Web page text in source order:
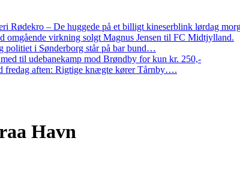
Rødekro – De huggede på et billigt kineserblink lørdag
omgående virkning solgt Magnus Jensen til FC Midtjylland.
politiet i Sønderborg står på bar bund…
til udebanekamp mod Brøndby for kun kr. 250,-
fredag aften: Rigtige knægte kører Tårnby….
Havn